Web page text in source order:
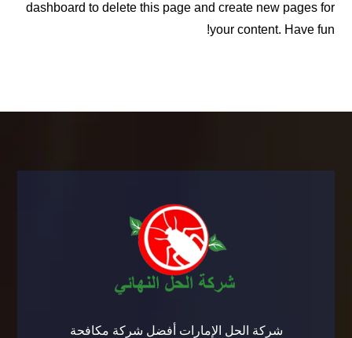
dashboard to delete this page and create new pages for
your content. Have fun!
شركة الحل الإمارات أفضل شركة مكافحة